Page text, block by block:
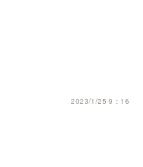
2023/1/25 9：16